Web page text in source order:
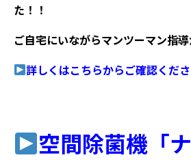
た！！
ご自宅にいながらマンツーマン指
詳しくはこちらからご確認くださ
空間除菌機「